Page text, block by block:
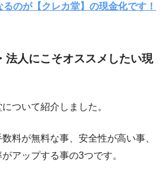
るのが【クレカ堂】の現金化です！
法人にこそオススメしたい現
ついて紹介しました。
料が無料な事、安全性が高い事、
アップする事の3つです。